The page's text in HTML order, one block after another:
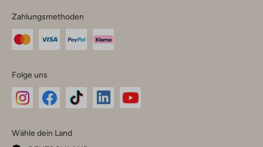
Zahlungsmethoden
Folge uns
Instagram
Facebook
TikTok
Wähle dein Land